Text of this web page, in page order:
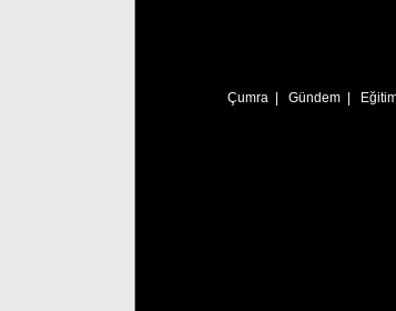
Çumra | Gündem |